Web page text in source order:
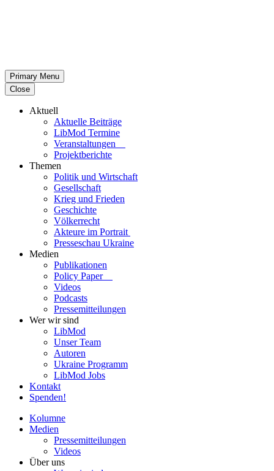
Primary Menu
Close
Aktuell
Aktu­elle Beiträge
LibMod Termine
Ver­an­stal­tun­gen
Pro­jekt­be­richte
Themen
Politik und Wirtschaft
Gesell­schaft
Krieg und Frieden
Geschichte
Völ­ker­recht
Akteure im Portrait
Pres­se­schau Ukraine
Medien
Publi­ka­tio­nen
Policy Paper
Videos
Pod­casts
Pres­se­mit­tei­lun­gen
Wer wir sind
LibMod
Unser Team
Autoren
Ukraine Pro­gramm
LibMod Jobs
Kontakt
Spenden!
Kolumne
Medien
Pres­se­mit­tei­lun­gen
Videos
Über uns